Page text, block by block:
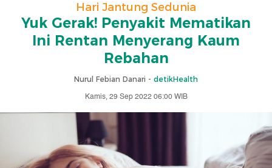
Hari Jantung Sedunia
Yuk Gerak! Penyakit Mematikan
Ini Rentan Menyerang Kaum
Rebahan
Nurul Febian Danari - detikHealth
Kamis, 29 Sep 2022 06:00 WIB